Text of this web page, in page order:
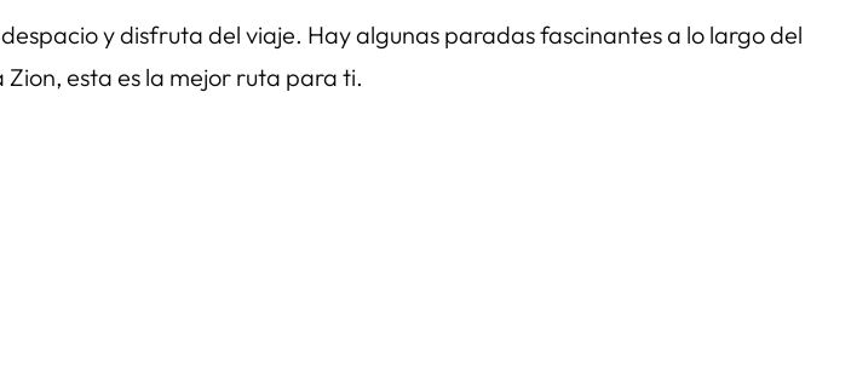
y disfruta del viaje. Hay algunas paradas fascinantes a lo largo del
esta es la mejor ruta para ti.